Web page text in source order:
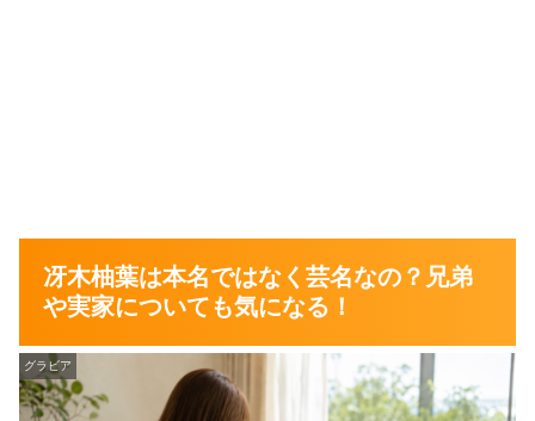
冴木柚葉は本名ではなく芸名なの？兄弟
や実家についても気になる！
グラビア